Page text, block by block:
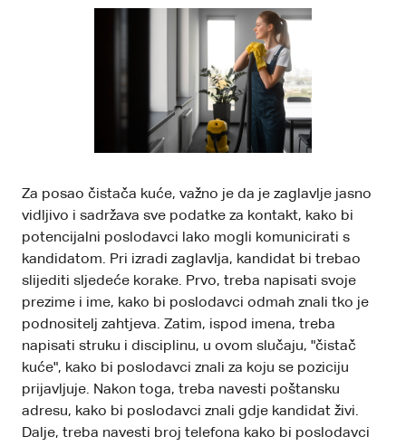
Za posao čistača kuće, važno je da je zaglavlje jasno
vidljivo i sadržava sve podatke za kontakt, kako bi
potencijalni poslodavci lako mogli komunicirati s
kandidatom. Pri izradi zaglavlja, kandidat bi trebao
slijediti sljedeće korake. Prvo, treba napisati svoje
prezime i ime, kako bi poslodavci odmah znali tko je
podnositelj zahtjeva. Zatim, ispod imena, treba
napisati struku i disciplinu, u ovom slučaju, "čistač
kuće", kako bi poslodavci znali za koju se poziciju
prijavljuje. Nakon toga, treba navesti poštansku
adresu, kako bi poslodavci znali gdje kandidat živi.
Dalje, treba navesti broj telefona kako bi poslodavci